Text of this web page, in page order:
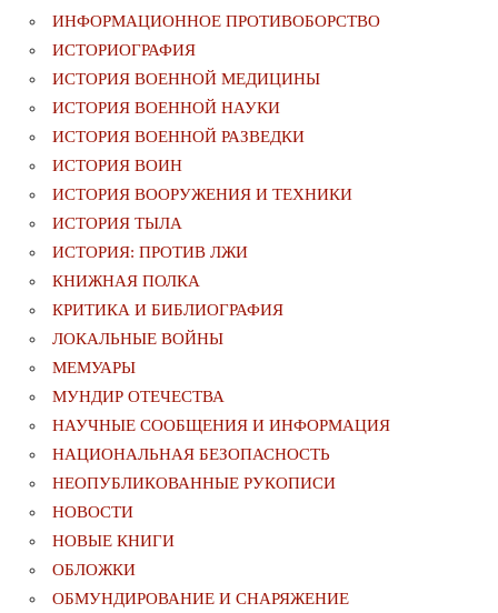
ИНФОРМАЦИОННОЕ ПРОТИВОБОРСТВО
ИСТОРИОГРАФИЯ
ИСТОРИЯ ВОЕННОЙ МЕДИЦИНЫ
ИСТОРИЯ ВОЕННОЙ НАУКИ
ИСТОРИЯ ВОЕННОЙ РАЗВЕДКИ
ИСТОРИЯ ВОИН
ИСТОРИЯ ВООРУЖЕНИЯ И ТЕХНИКИ
ИСТОРИЯ ТЫЛА
ИСТОРИЯ: ПРОТИВ ЛЖИ
КНИЖНАЯ ПОЛКА
КРИТИКА И БИБЛИОГРАФИЯ
ЛОКАЛЬНЫЕ ВОЙНЫ
МЕМУАРЫ
МУНДИР ОТЕЧЕСТВА
НАУЧНЫЕ СООБЩЕНИЯ И ИНФОРМАЦИЯ
НАЦИОНАЛЬНАЯ БЕЗОПАСНОСТЬ
НЕОПУБЛИКОВАННЫЕ РУКОПИСИ
НОВОСТИ
НОВЫЕ КНИГИ
ОБЛОЖКИ
ОБМУНДИРОВАНИЕ И СНАРЯЖЕНИЕ